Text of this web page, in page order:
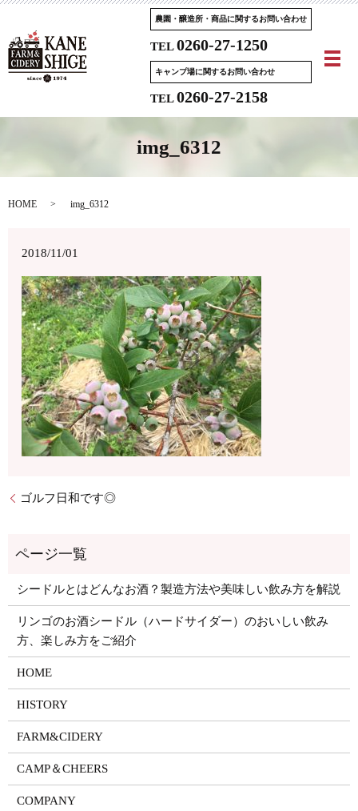
農園・醸造所・商品に関するお問い合わせ
TEL0260-27-1250
キャンプ場に関するお問い合わせ
TEL0260-27-2158
メ
img_6312
HOME img_6312
2018/11/01
ゴルフ日和です◎
シードルとはどんなお酒？製造方法や美味しい飲み方を解説
リンゴのお酒シードル（ハードサイダー）のおいしい飲み
方、楽しみ方をご紹介
HOME
HISTORY
FARM&CIDERY
CAMP＆CHEERS
COMPANY